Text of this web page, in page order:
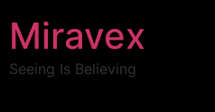
Miravex
Seeing Is Believing